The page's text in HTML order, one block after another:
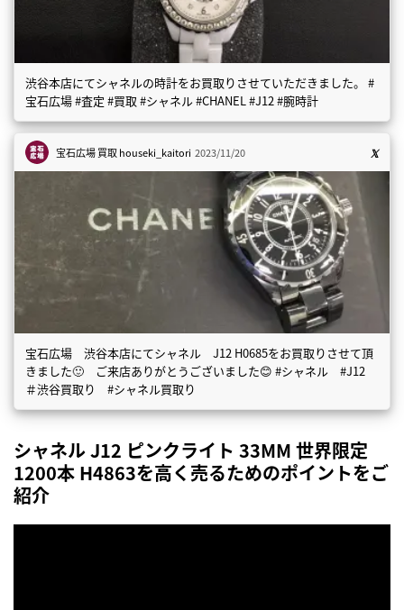
渋谷本店にてシャネルの時計をお買取りさせていただきました。 #
宝石広場 #査定 #買取 #シャネル #CHANEL #J12 #腕時計
宝石広場 買取houseki_kaitori 2023/11/20
宝石広場 渋谷本店にてシャネル J12 H0685をお買取りさせて頂
きました🙂 ご来店ありがとうございました😊 #シャネル #J12
＃渋谷買取り #シャネル買取り
シャネル J12 ピンクライト 33MM 世界限定
1200本 H4863を高く売るためのポイントをご
紹介